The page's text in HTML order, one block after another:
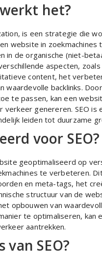
het?
is een strategie die
website in
in de organische (niet-
aspecten,
content, het
waardevolle backlinks.
te passen, kan een
verkeer genereren. SEO
leiden tot duurzame
voor SEO?
geoptimaliseerd op
te verbeteren.
en meta-tags, het
structuur van de
opbouwen van
te optimaliseren, kan
aantrekken.
SEO?